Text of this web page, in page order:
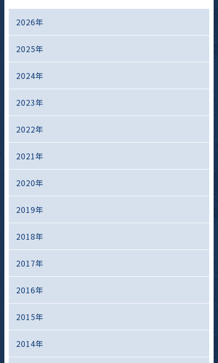
2026年
2025年
2024年
2023年
2022年
2021年
2020年
2019年
2018年
2017年
2016年
2015年
2014年